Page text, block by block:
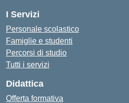
I Servizi
Personale scolastico
Famiglie e studenti
Percorsi di studio
Tutti i servizi
Didattica
Offerta formativa